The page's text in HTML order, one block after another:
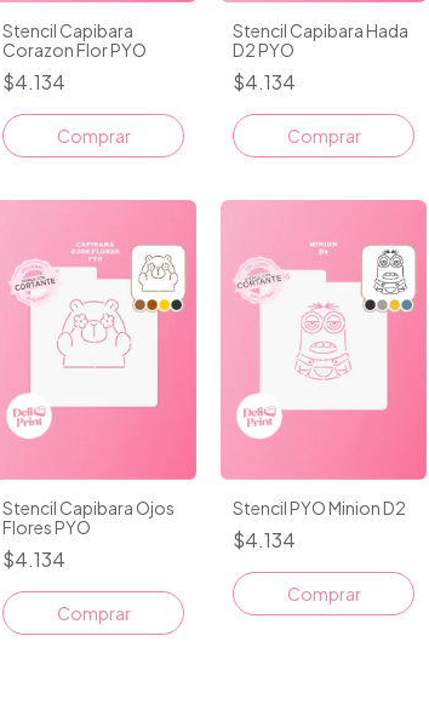
Stencil Capibara
Corazon Flor PYO
$4.134
Comprar
Stencil Capibara Hada
D2 PYO
$4.134
Comprar
Stencil Capibara Ojos
Flores PYO
$4.134
Comprar
Stencil PYO Minion D2
$4.134
Comprar